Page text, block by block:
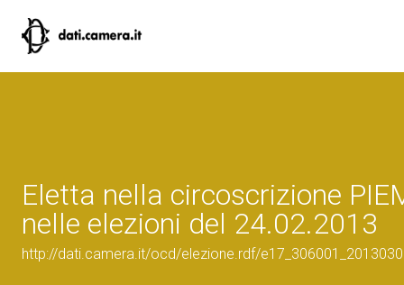
Eletta nella circoscrizione
nelle elezioni del 24.02.2013
http://dati.camera.it/ocd/elezione.rdf/